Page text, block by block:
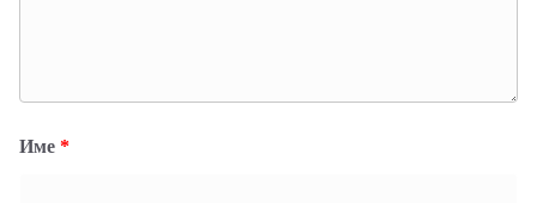
Име *